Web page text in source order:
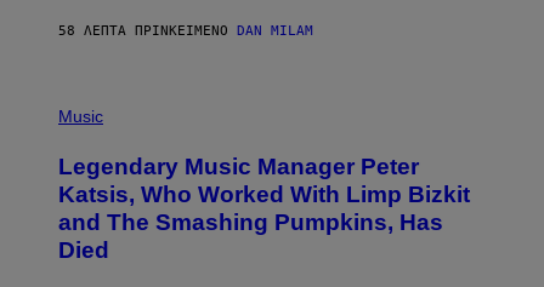
E
A
M
A
G
E
D
I
58 ΛΕΠΤΆ ΠΡΙΝ ΚΕΊΜΕΝΟ DAN MILAM
H
O
B
Y
D
I
M
Music
Legendary Music Manager Peter
Katsis, Who Worked With Limp Bizkit
and The Smashing Pumpkins, Has
Died